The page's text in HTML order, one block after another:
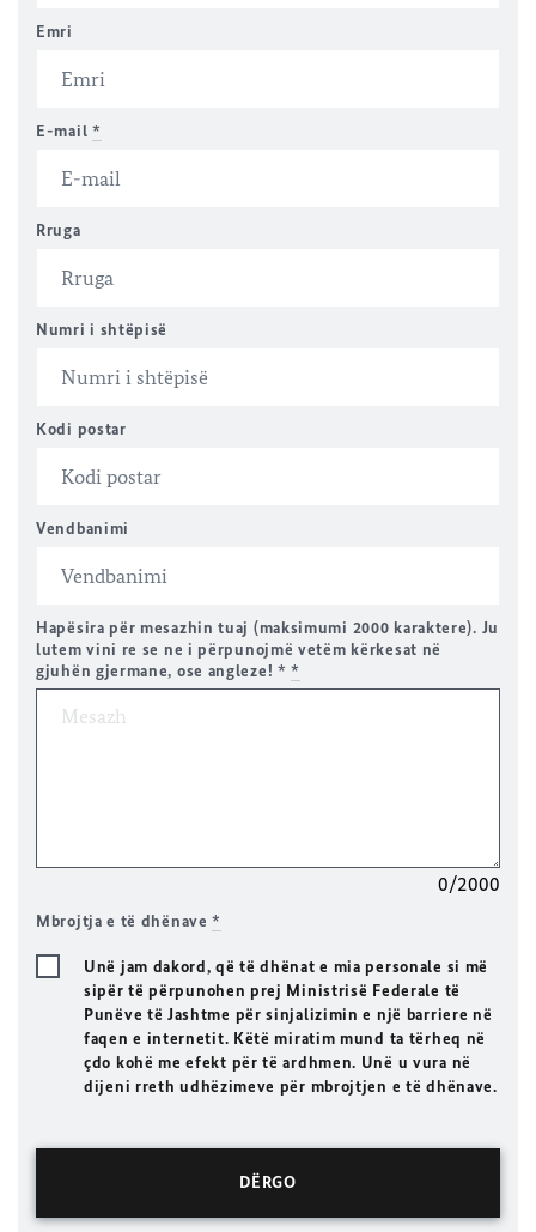
Emri
E-mail *
Rruga
Numri i shtëpisë
Kodi postar
Vendbanimi
Hapësira për mesazhin tuaj (maksimumi 2000 karaktere). Ju
lutem vini re se ne i përpunojmë vetëm kërkesat në
gjuhën gjermane, ose angleze! **
0/2000
Mbrojtja e të dhënave*
Unë jam dakord, që të dhënat e mia personale si më
sipër të përpunohen prej Ministrisë Federale të
Punëve të Jashtme për sinjalizimin e një barriere në
faqen e internetit. Këtë miratim mund ta tërheq në
çdo kohë me efekt për të ardhmen. Unë u vura në
dijeni rreth udhëzimeve për mbrojtjen e të dhënave.